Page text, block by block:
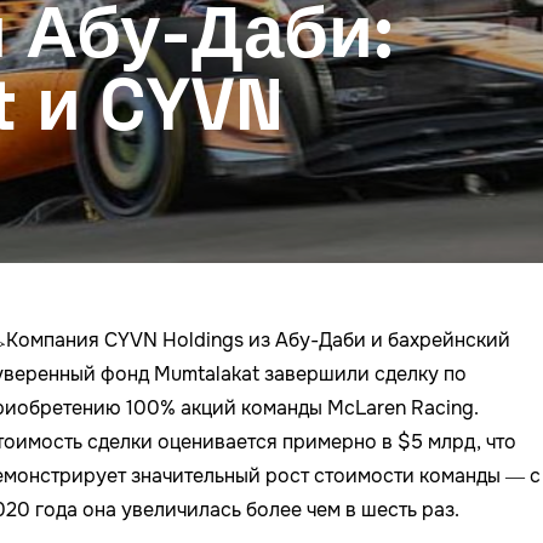
Абу-Даби:
CYVN
CYVN Holdings из Абу-Даби и бахрейнский
фонд Mumtalakat завершили сделку по
100% акций команды McLaren Racing.
сделки оценивается примерно в $5 млрд, что
значительный рост стоимости команды — с
года она увеличилась более чем в шесть раз.